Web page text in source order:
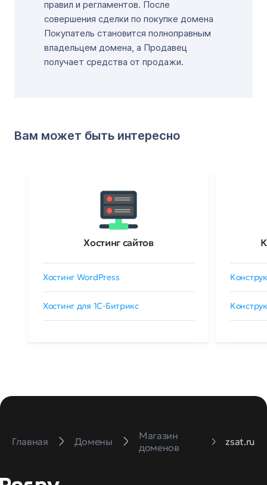
правил и регламентов. После
совершения сделки по покупке домена
Покупатель становится полноправным
владельцем домена, а Продавец
получает средства от продажи.
Вам может быть интересно
Хостинг сайтов
Хостинг WordPress
Хостинг для 1C-Битрикс
Главная Домены
Магазин
доменов
zsat.ru